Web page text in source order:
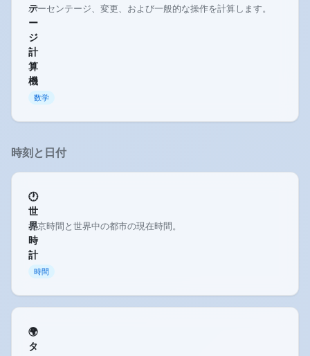
テ
ー
ジ
計
算
機
パーセンテージ、変更、および一般的な操作を計算します。
数学
時刻と日付
🕐
世
界
時
計
北京時間と世界中の都市の現在時間。
時間
🌍
タ